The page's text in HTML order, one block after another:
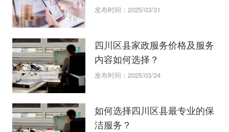
发布时间：2025/03/31
四川区县家政服务价格及服务
内容如何选择？
发布时间：2025/03/24
如何选择四川区县最专业的保
洁服务？